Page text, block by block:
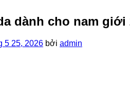
dành cho nam giới
5 25, 2026 bởi admin